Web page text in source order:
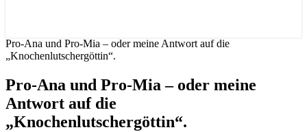
Pro-Ana und Pro-Mia – oder meine Antwort auf die
„Knochenlutschergöttin“.
Pro-Ana und Pro-Mia – oder meine
Antwort auf die
„Knochenlutschergöttin“.